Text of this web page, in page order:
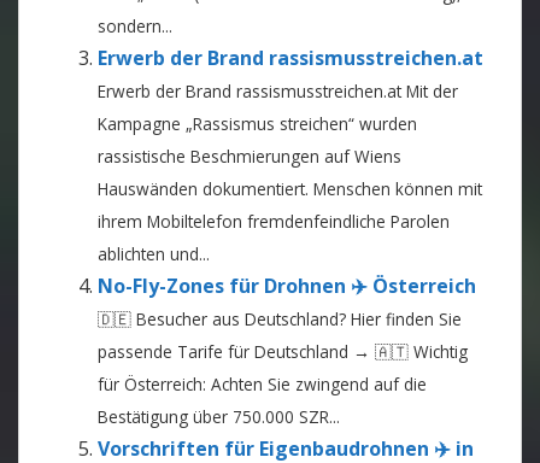
sondern...
Erwerb der Brand rassismusstreichen.at
Erwerb der Brand rassismusstreichen.at Mit der
Kampagne „Rassismus streichen“ wurden
rassistische Beschmierungen auf Wiens
Hauswänden dokumentiert. Menschen können mit
ihrem Mobiltelefon fremdenfeindliche Parolen
ablichten und...
No-Fly-Zones für Drohnen ✈️ Österreich
🇩🇪 Besucher aus Deutschland? Hier finden Sie
passende Tarife für Deutschland → 🇦🇹 Wichtig
für Österreich: Achten Sie zwingend auf die
Bestätigung über 750.000 SZR...
Vorschriften für Eigenbaudrohnen ✈️ in